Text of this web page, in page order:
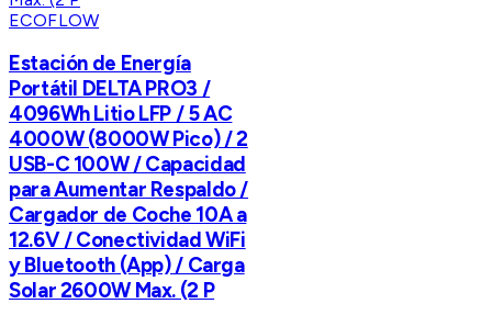
ECOFLOW
Estación de Energía
Portátil DELTA PRO3 /
4096Wh Litio LFP / 5 AC
4000W (8000W Pico) / 2
USB-C 100W / Capacidad
para Aumentar Respaldo /
Cargador de Coche 10A a
12.6V / Conectividad WiFi
y Bluetooth (App) / Carga
Solar 2600W Max. (2 P